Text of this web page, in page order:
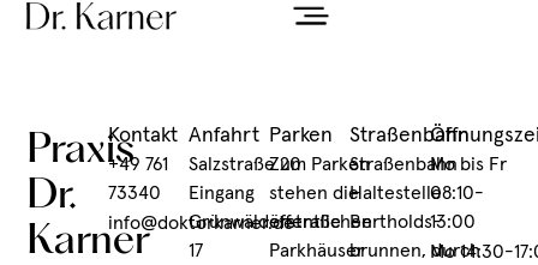
Praxis
Dr.
Karner
Kontakt
+49 761
73340
info@doktorkarner.de
Anfahrt
Salzstraße 20
Eingang
Grünwälderstraße
17
Parken
Zum Parken
stehen die
öffentlichen
Parkhäuser
Straßenbahn
Straßenbahn
Haltestelle
Bertholds­
brunnen, durch
Mo bis Fr
08:10-
13:00
Mo 14:30-